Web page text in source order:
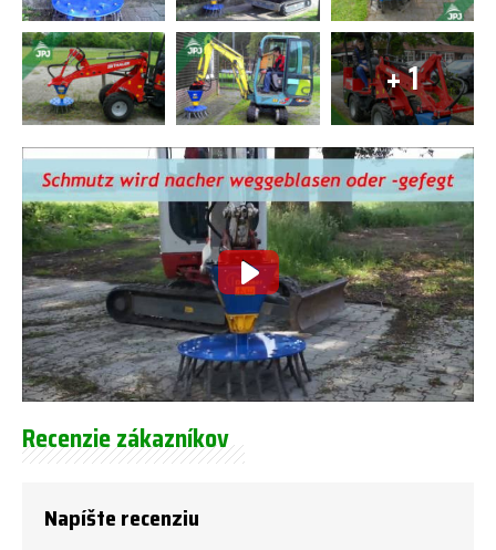
+ 1
Recenzie zákazníkov
Napíšte recenziu